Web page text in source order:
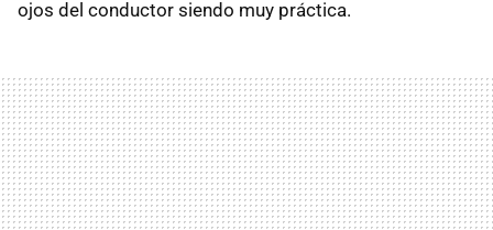
ojos del conductor siendo muy práctica.